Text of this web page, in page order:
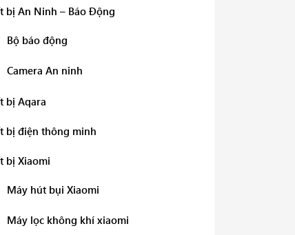
bị An Ninh – Báo Động
Bộ báo động
Camera An ninh
bị Aqara
bị điện thông minh
bị Xiaomi
Máy hút bụi Xiaomi
Máy lọc không khí xiaomi